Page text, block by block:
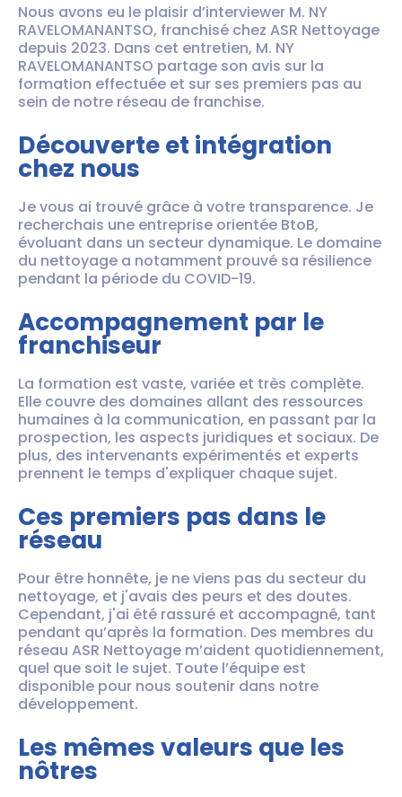
Nous avons eu le plaisir d’interviewer M. NY
RAVELOMANANTSO, franchisé chez ASR Nettoyage
depuis 2023. Dans cet entretien, M. NY
RAVELOMANANTSO partage son avis sur la
formation effectuée et sur ses premiers pas au
sein de notre réseau de franchise.
Découverte et intégration
chez nous
Je vous ai trouvé grâce à votre transparence. Je
recherchais une entreprise orientée BtoB,
évoluant dans un secteur dynamique. Le domaine
du nettoyage a notamment prouvé sa résilience
pendant la période du COVID-19.
Accompagnement par le
franchiseur
La formation est vaste, variée et très complète.
Elle couvre des domaines allant des ressources
humaines à la communication, en passant par la
prospection, les aspects juridiques et sociaux. De
plus, des intervenants expérimentés et experts
prennent le temps d'expliquer chaque sujet.
Ces premiers pas dans le
réseau
Pour être honnête, je ne viens pas du secteur du
nettoyage, et j'avais des peurs et des doutes.
Cependant, j'ai été rassuré et accompagné, tant
pendant qu’après la formation. Des membres du
réseau ASR Nettoyage m’aident quotidiennement,
quel que soit le sujet. Toute l’équipe est
disponible pour nous soutenir dans notre
développement.
Les mêmes valeurs que les
nôtres